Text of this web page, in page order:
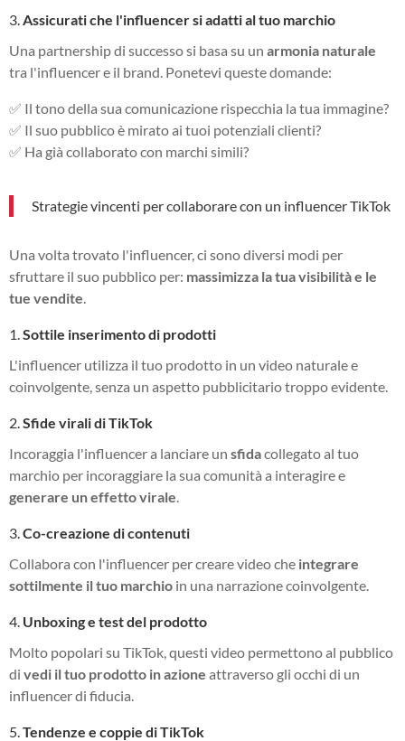
3. Assicurati che l'influencer si adatti al tuo marchio
Una partnership di successo si basa su un armonia naturale
tra l'influencer e il brand. Ponetevi queste domande:
✅ Il tono della sua comunicazione rispecchia la tua immagine?
✅ Il suo pubblico è mirato ai tuoi potenziali clienti?
✅ Ha già collaborato con marchi simili?
Strategie vincenti per collaborare con un influencer TikTok
Una volta trovato l'influencer, ci sono diversi modi per
sfruttare il suo pubblico per: massimizza la tua visibilità e le
tue vendite
1. Sottile inserimento di prodotti
L'influencer utilizza il tuo prodotto in un video naturale e
coinvolgente, senza un aspetto pubblicitario troppo evidente.
2. Sfide virali di TikTok
Incoraggia l'influencer a lanciare un sfidacollegato al tuo
marchio per incoraggiare la sua comunità a interagire e
generare un effetto virale
3. Co-creazione di contenuti
Collabora con l'influencer per creare video che integrare
sottilmente il tuo marchio in una narrazione coinvolgente.
4. Unboxing e test del prodotto
Molto popolari su TikTok, questi video permettono al pubblico
di vedi il tuo prodotto in azione attraverso gli occhi di un
influencer di fiducia.
5. Tendenze e coppie di TikTok